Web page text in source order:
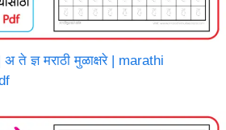
ते ज्ञ मराठी मुळाक्षरे | marathi